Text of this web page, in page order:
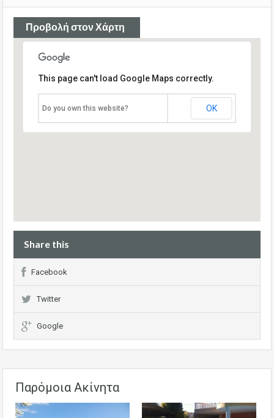
Προβολή στον Χάρτη
This page can't load Google Maps correctly.
Do you own this website? OK
Share this
Facebook
Twitter
Google
Παρόμοια Ακίνητα